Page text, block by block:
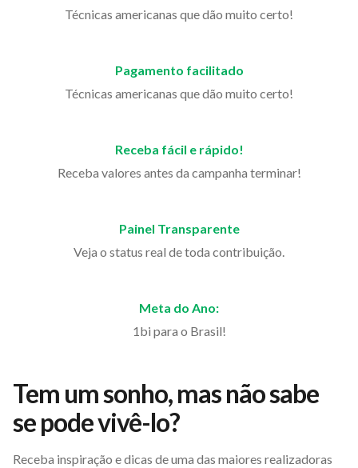
Técnicas americanas que dão muito certo!
Pagamento facilitado
Técnicas americanas que dão muito certo!
Receba fácil e rápido!
Receba valores antes da campanha terminar!
Painel Transparente
Veja o status real de toda contribuição.
Meta do Ano:
1bi para o Brasil!
Tem um sonho, mas não sabe
se pode vivê-lo?
Receba inspiração e dicas de uma das maiores realizadoras